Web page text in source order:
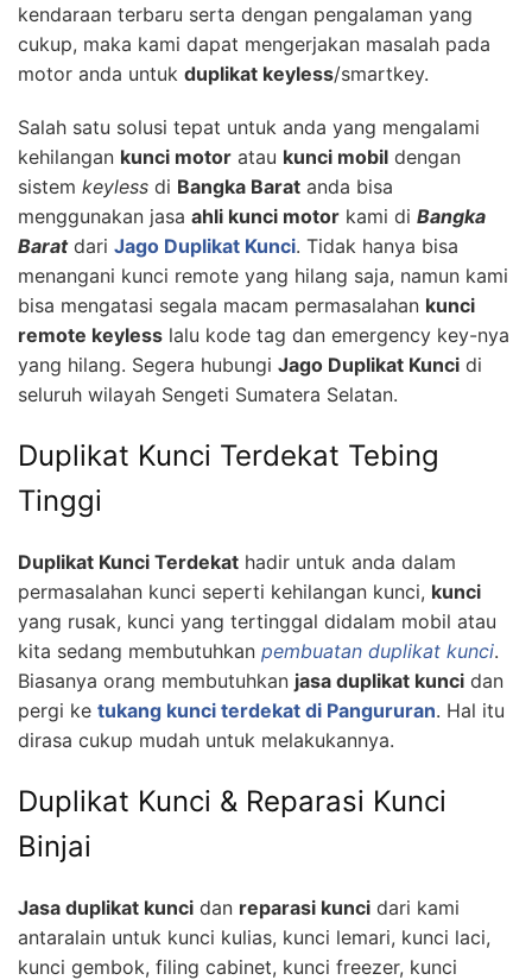
kendaraan terbaru serta dengan pengalaman yang
cukup, maka kami dapat mengerjakan masalah pada
motor anda untuk duplikat keyless/smartkey.
Salah satu solusi tepat untuk anda yang mengalami
kehilangan kunci motor atau kunci mobil dengan
sistem keyless di Bangka Barat anda bisa
menggunakan jasa ahli kunci motor kami di Bangka
Baratdari Jago Duplikat Kunci. Tidak hanya bisa
menangani kunci remote yang hilang saja, namun kami
bisa mengatasi segala macam permasalahan kunci
remote keyless lalu kode tag dan emergency key-nya
yang hilang. Segera hubungi Jago Duplikat Kunci di
seluruh wilayah Sengeti Sumatera Selatan.
Duplikat Kunci Terdekat Tebing
Tinggi
Duplikat Kunci Terdekat hadir untuk anda dalam
permasalahan kunci seperti kehilangan kunci, kunci
yang rusak, kunci yang tertinggal didalam mobil atau
kita sedang membutuhkan pembuatan duplikat kunci.
Biasanya orang membutuhkan jasa duplikat kunci dan
pergi ke tukang kunci terdekat di Pangururan. Hal itu
dirasa cukup mudah untuk melakukannya.
Duplikat Kunci & Reparasi Kunci
Binjai
Jasa duplikat kunci dan reparasi kunci dari kami
antaralain untuk kunci kulias, kunci lemari, kunci laci,
kunci gembok, filing cabinet, kunci freezer, kunci